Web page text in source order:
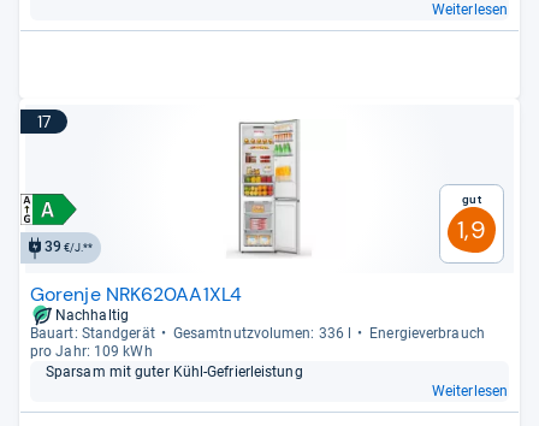
Weiterlesen
17
39 €/J.**
Gut
1,9
Gorenje NRK620AA1XL4
Nachhaltig
Bau­art: Stand­ge­rät
Gesamt­nutz­vo­lu­men: 336 l
Ener­gie­ver­brauch
pro Jahr: 109 kWh
Spar­sam mit guter Kühl-​Gefrier­leis­tung
Weiterlesen